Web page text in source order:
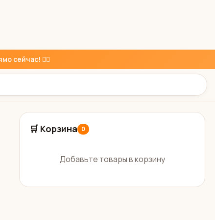
сейчас! 👇🏼
🛒 Корзина 0
Добавьте товары в корзину